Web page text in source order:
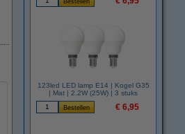
123led LED lamp E14 | Kogel G35
| Mat | 2.2W (25W) | 3 stuks
€ 6,95